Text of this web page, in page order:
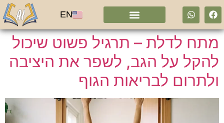
EN
מתח לדלת – תרגיל פשוט שיכול
להקל על הגב, לשפר את היציבה
ולתרום לבריאות הגוף